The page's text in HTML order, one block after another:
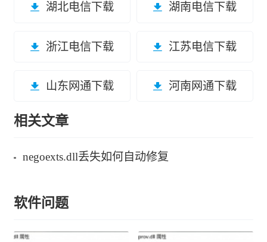
湖北电信下载 湖南电信下载
浙江电信下载 江苏电信下载
山东网通下载 河南网通下载
相关文章
negoexts.dll丢失如何自动修复
软件问题